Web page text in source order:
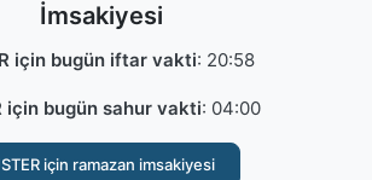
İmsakiyesi
için bugün iftar vakti: 20:58
için bugün sahur vakti: 04:00
için ramazan imsakiyesi